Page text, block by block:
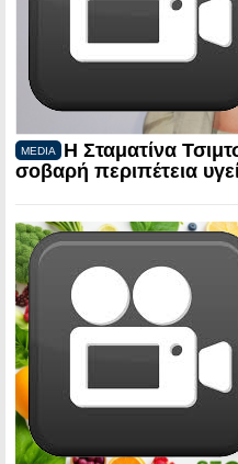
MEDIA
Η Σταματίνα
σοβαρή περιπέτεια